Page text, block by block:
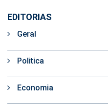
EDITORIAS
Geral
Politica
Economia